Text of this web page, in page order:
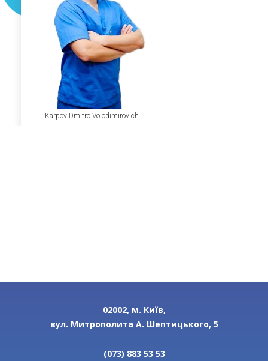
Karpov Dmitro Volodimirovich
02002, м. Київ,
вул. Митрополита А. Шептицького, 5
(073) 883 53 53